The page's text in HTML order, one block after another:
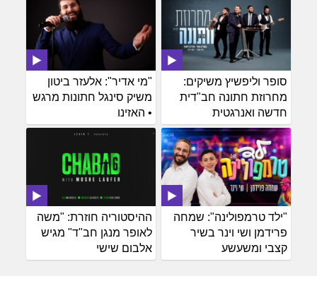
"מי אדיר": אלעזר ביטון
משיק סינגל חתונות מרגש
• האזינו
סופר וליפשיץ משיקים:
מחרוזת חתונה חב"דית
חדשה ואנרגטית
ההיסטוריה חוזרת: "משה
לאופר מנגן חב"ד" מגיש
אלבום שישי
"ילד טרמפולינה": שמחה
פרידמן ושי וינר בשיר
קצבי ומשעשע